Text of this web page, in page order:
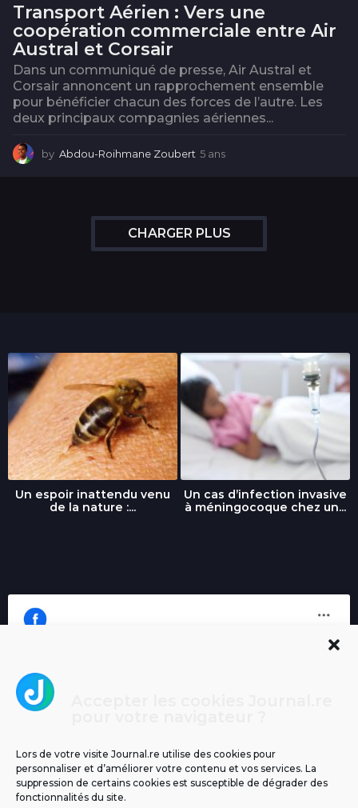
Lors de votre visite Journal.re utilise des cookies pour
personnaliser et d’améliorer votre contenu et vos services. La
suppression de certains cookies est susceptible de dégrader des
fonctionnalités du site.
Transport Aérien : Vers une
coopération commerciale entre Air
Austral et Corsair
Dans un communiqué de presse, Air Austral et
Corsair annoncent un rapprochement ensemble
pour bénéficier chacun des forces de l’autre. Les
deux principaux compagnies aériennes...
by Abdou-Roihmane Zoubert 5 ans
CHARGER PLUS
Un espoir inattendu venu
de la nature :...
Un cas d’infection invasive
à méningocoque chez un...